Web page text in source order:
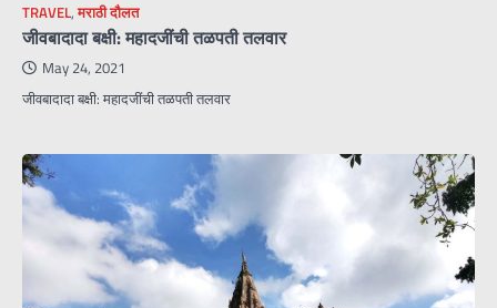
TRAVEL,मराठी दौलत
जीवबादादा बक्षी: महादजींची तळपती तलवार
May 24, 2021
जीवबादादा बक्षी: महादजींची तळपती तलवार